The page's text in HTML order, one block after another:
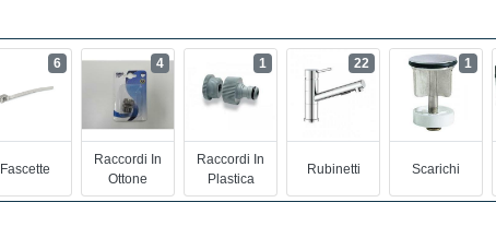
Fascette
6
Raccordi In
Ottone
4
Raccordi In
Plastica
1
Rubinetti
22
Scarichi
1